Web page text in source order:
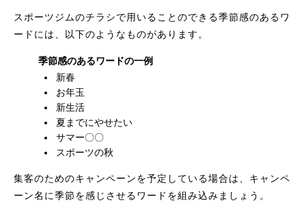
スポーツジムのチラシで用いることのできる季節感のあるワ
ードには、以下のようなものがあります。
季節感のあるワードの一例
新春
お年玉
新生活
夏までにやせたい
サマー〇〇
スポーツの秋
集客のためのキャンペーンを予定している場合は、キャンペ
ーン名に季節を感じさせるワードを組み込みましょう。